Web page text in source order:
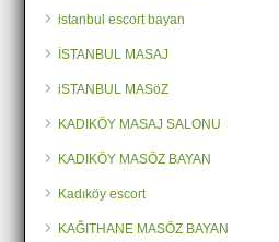
istanbul escort bayan
İSTANBUL MASAJ
iSTANBUL MASöZ
KADIKÖY MASAJ SALONU
KADIKÖY MASÖZ BAYAN
Kadıköy escort
KAĞITHANE MASÖZ BAYAN